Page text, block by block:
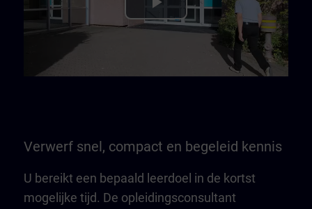
Play
Verwerf snel, compact en begeleid kennis
U bereikt een bepaald leerdoel in de kortst
mogelijke tijd. De opleidingsconsultant